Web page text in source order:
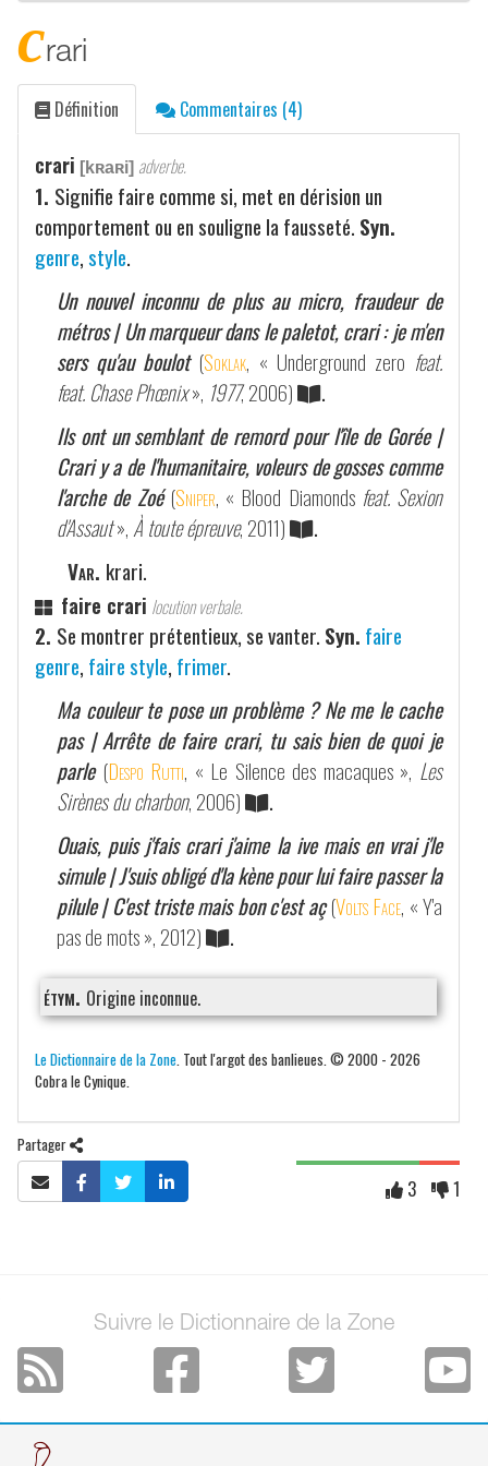
crari
Définition Commentaires (4)
crari [kʀaʀi] adverbe.
1. Signifie faire comme si, met en dérision un
comportement ou en souligne la fausseté. Syn.
genre,style.
Un nouvel inconnu de plus au micro, fraudeur de
métros | Un marqueur dans le paletot, crari : je m'en
sers qu'au boulot (Soklak, « Underground zero feat.
feat. Chase Phœnix», 1977, 2006)
.
Ils ont un semblant de remord pour l'île de Gorée |
Crari y a de l'humanitaire, voleurs de gosses comme
l'arche de Zoé (Sniper, « Blood Diamonds feat. Sexion
d'Assaut», À toute épreuve, 2011)
.
Var. krari.
faire crari locution verbale.
2. Se montrer prétentieux, se vanter. Syn. faire
genre, faire style, frimer.
Ma couleur te pose un problème ? Ne me le cache
pas | Arrête de faire crari, tu sais bien de quoi je
parle (Despo Rutti, « Le Silence des macaques », Les
Sirènes du charbon, 2006)
.
Ouais, puis j'fais crari j'aime la ive mais en vrai j'le
simule | J'suis obligé d'la kène pour lui faire passer la
pilule | C'est triste mais bon c'est aç (Volts Face, « Y'a
pas de mots », 2012)
.
étym. Origine inconnue.
Le Dictionnaire de la Zone . Tout l'argot des banlieues. © 2000 - 2026
Cobra le Cynique.
Partager
3 1
Suivre le Dictionnaire de la Zone